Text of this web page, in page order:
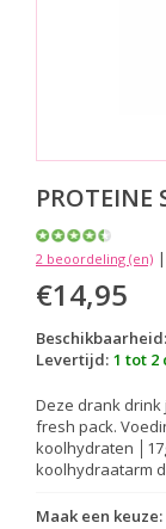
PROTEINE
2 beoordeling (en) |
€14,95
Beschikbaarheid:
Levertijd: 1 tot 2
Deze drank drink
fresh pack.
koolhydraten
koolhydraatarm
Maak een keuze: